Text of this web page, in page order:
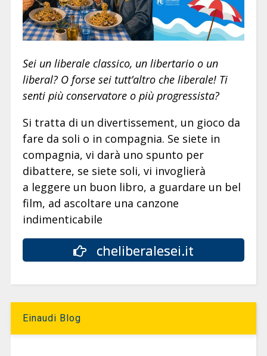
Sei un liberale classico, un libertario o un
liberal? O forse sei tutt’altro che liberale! Ti
senti più conservatore o più progressista?
Si tratta di un divertissement, un gioco da
fare da soli o in compagnia. Se siete in
compagnia, vi darà uno spunto per
dibattere, se siete soli, vi invoglierà
a leggere un buon libro, a guardare un bel
film, ad ascoltare una canzone
indimenticabile
cheliberalesei.it
Einaudi Blog